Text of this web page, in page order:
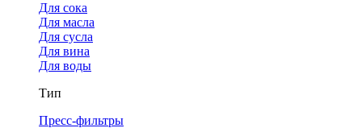
Для сока
Для масла
Для сусла
Для вина
Для воды
Тип
Пресс-фильтры